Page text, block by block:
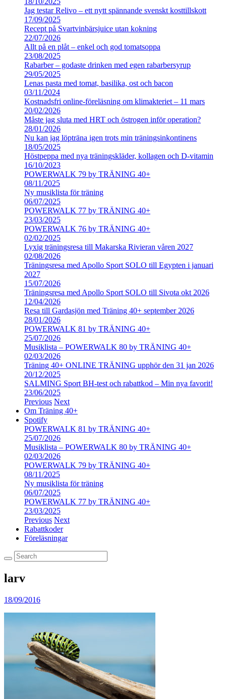
Jag testar Relivo – ett nytt spännande svenskt kosttillskott
17/09/2025
Recept på Svartvinbärsjuice utan kokning
22/07/2026
Allt på en plåt – enkel och god tomatsoppa
23/08/2025
Rabarber – godaste drinken med egen rabarbersyrup
29/05/2025
Lenas pasta med tomat, basilika, ost och bacon
03/11/2024
Kostnadsfri online-föreläsning om klimakteriet – 11 mars
20/02/2026
Måste jag sluta med HRT och östrogen inför operation?
28/01/2026
Nu kan jag löpträna igen trots min träningsinkontinens
18/05/2025
Höstpeppa med nya träningskläder, kollagen och D-vitamin
16/10/2023
POWERWALK 79 by TRÄNING 40+
08/11/2025
Ny musiklista för träning
06/07/2025
POWERWALK 77 by TRÄNING 40+
23/03/2025
POWERWALK 76 by TRÄNING 40+
02/02/2025
Lyxig träningsresa till Makarska Rivieran våren 2027
02/08/2026
Träningsresa med Apollo Sport SOLO till Egypten i januari
2027
15/07/2026
Träningsresa med Apollo Sport SOLO till Sivota okt 2026
12/04/2026
Resa till Gardasjön med Träning 40+ september 2026
28/01/2026
POWERWALK 81 by TRÄNING 40+
25/07/2026
Musiklista – POWERWALK 80 by TRÄNING 40+
02/03/2026
Träning 40+ ONLINE TRÄNING upphör den 31 jan 2026
20/12/2025
SALMING Sport BH-test och rabattkod – Min nya favorit!
23/06/2025
Previous Next
Om Träning 40+
Spotify
POWERWALK 81 by TRÄNING 40+
25/07/2026
Musiklista – POWERWALK 80 by TRÄNING 40+
02/03/2026
POWERWALK 79 by TRÄNING 40+
08/11/2025
Ny musiklista för träning
06/07/2025
POWERWALK 77 by TRÄNING 40+
23/03/2025
Previous Next
Rabattkoder
Föreläsningar
larv
18/09/2016